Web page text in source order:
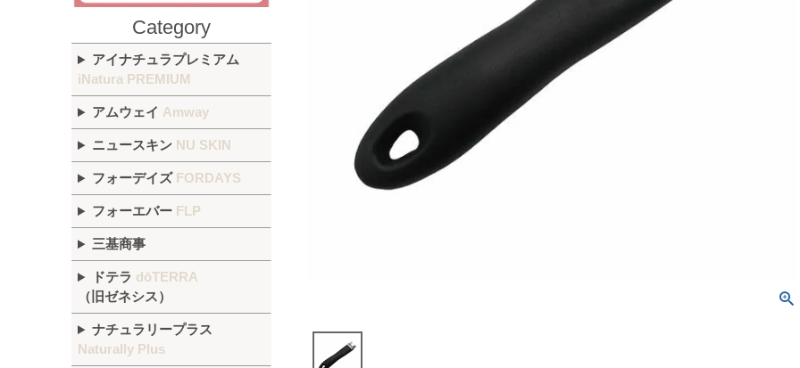
Category
アイナチュラプレミアム
iNatura PREMIUM
アムウェイ Amway
ニュースキン NU SKIN
フォーデイズ FORDAYS
フォーエバー FLP
三基商事
ドテラ dōTERRA
（旧ゼネシス）
ナチュラリープラス
Naturally Plus